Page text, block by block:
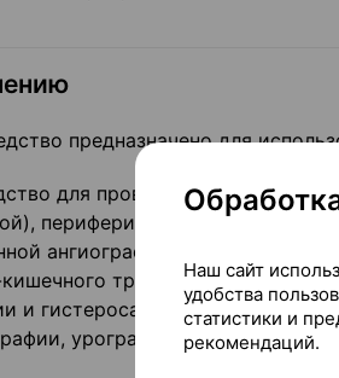
предназначено для
для проведения у
периферической
ангиографии (ДСА)),
тракта, миелографии
и гистеросальпингографии
урографии, КТ с
Наш сайт
удобства
статистики и
рекомендаций.